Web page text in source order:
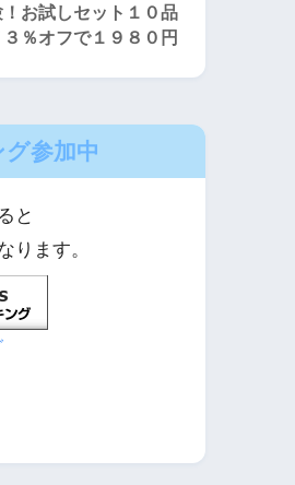
お試しセット１０品
３％オフで１９８０円
参加中
と
ります。